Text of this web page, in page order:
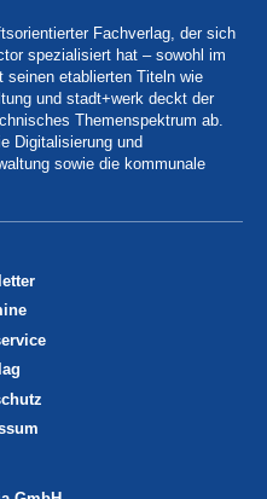
Fachverlag, der sich
spezialisiert hat – sowohl im
etablierten Titeln wie
und stadt+werk deckt der
Themenspektrum ab.
Digitalisierung und
sowie die kommunale